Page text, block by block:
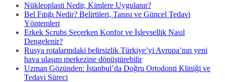
Nükleoplasti Nedir, Kimlere Uygulanır?
Bel Fıtığı Nedir? Belirtileri, Tanısı ve Güncel Tedavi
Yöntemleri
Erkek Scrubs Seçerken Konfor ve İşlevsellik Nasıl
Dengelenir?
Rusya rotalarındaki belirsizlik Türkiye’yi Avrupa’nın yeni
hava ulaşım merkezine dönüştürebilir
Uzman Gözünden: İstanbul’da Doğru Ortodonti Kliniği ve
Tedavi Süreci